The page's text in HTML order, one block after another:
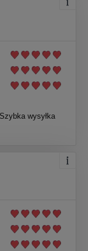
wysyłka